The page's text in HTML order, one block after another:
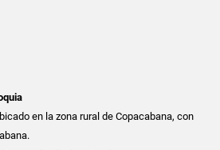
en la zona rural de Copacabana, con